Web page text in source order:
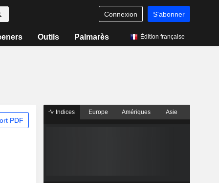
Connexion S'abonner
Outils Palmarès Édition française
PDF
Indices Europe Amériques Asie